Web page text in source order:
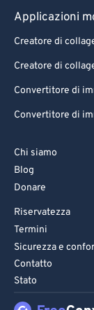
Applicazioni
Creatore di
Creatore di
Convertitore di
Convertitore di
Chi siamo
Blog
Donare
Riservatezza
Termini
Sicurezza e
Contatto
Stato